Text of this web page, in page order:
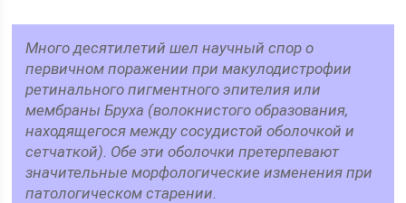
Много десятилетий шел научный спор о
первичном поражении при макулодистрофии
ретинального пигментного эпителия или
мембраны Бруха (волокнистого образования,
находящегося между сосудистой оболочкой и
сетчаткой). Обе эти оболочки претерпевают
значительные морфологические изменения при
патологическом старении.